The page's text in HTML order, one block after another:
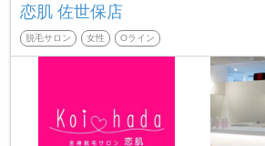
恋肌 佐世保店
脱毛サロン 女性 Oライン